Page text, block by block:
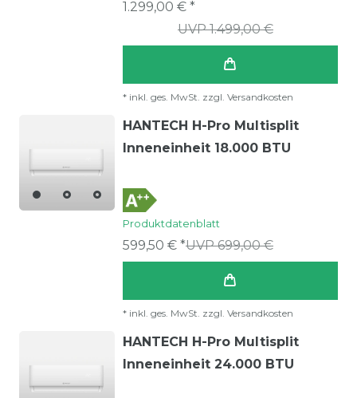
UVP 1.499,00 €
1.299,00 € *
* inkl. ges. MwSt. zzgl. Versandkosten
HANTECH H-Pro Multisplit
Inneneinheit 18.000 BTU
Produktdatenblatt
UVP 699,00 €
599,50 € *
* inkl. ges. MwSt. zzgl. Versandkosten
HANTECH H-Pro Multisplit
Inneneinheit 24.000 BTU